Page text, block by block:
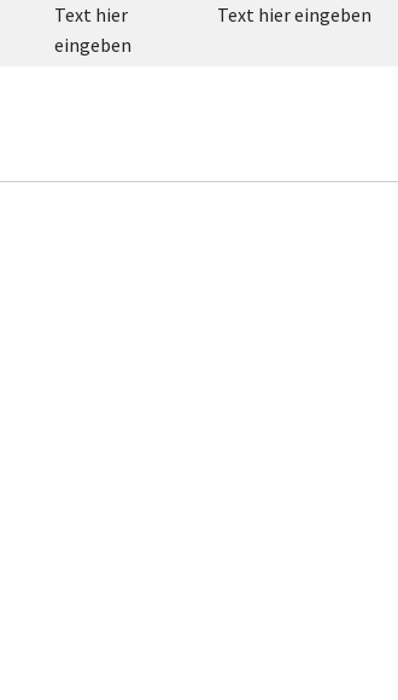
Text hier
eingeben
Text hier eingeben